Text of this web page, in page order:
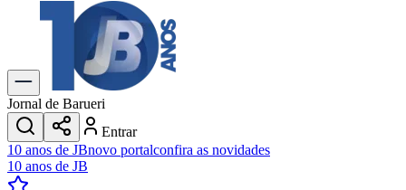
Explore Tudo
Últimas Notícias
Previsão do Tempo
Trânsito e Rotas
Dia a Dia & Lazer
Transportes
Gastronomia
Cinema & Shows
JogosNovo
Jornal de Barueri
Entrar
10 anos de JBnovo portalconfira as novidades
10 anos de JB